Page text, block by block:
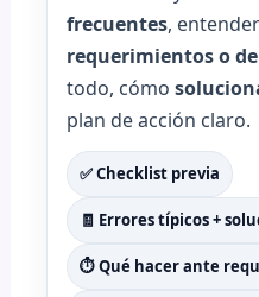
frecuentes,
requerimientos o
todo, cómo
plan de acción claro.
✅ Checklist previa
🧾 Errores típicos +
⏱️ Qué hacer ante